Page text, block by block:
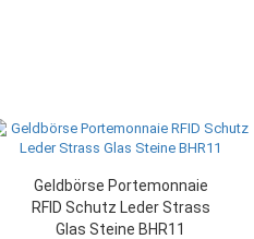
Geldbörse Portemonnaie
RFID Schutz Leder Strass
Glas Steine BHR11